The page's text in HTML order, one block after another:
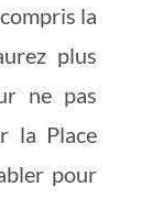
la
plus
ne pas
la Place
pour